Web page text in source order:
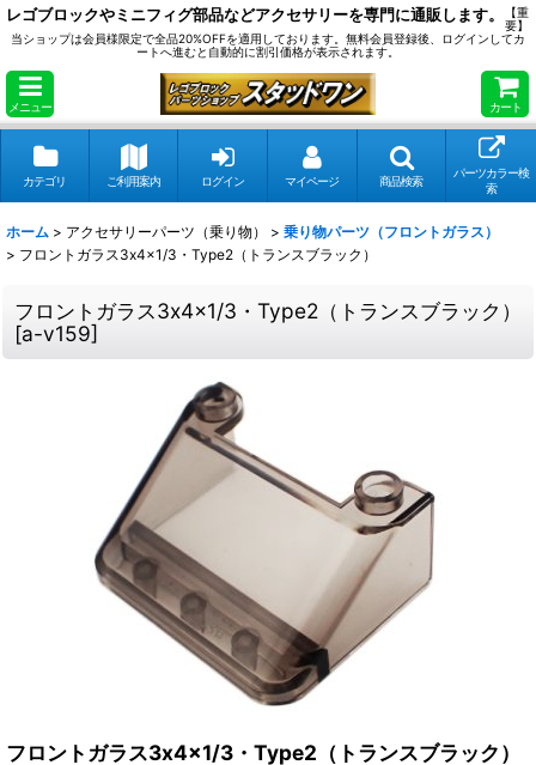
レゴブロックやミニフィグ部品などアクセサリーを専門に通販します。
【重
要】
当ショップは会員様限定で全品20%OFFを適用しております。無料会員登録後、ログインしてカ
ートへ進むと自動的に割引価格が表示されます。
メニュー カート
カテゴリ ご利用案内 ログイン マイページ 商品検索
パーツカラー検
索
ホーム > アクセサリーパーツ（乗り物） > 乗り物パーツ（フロントガラス）
> フロントガラス3x4x1/3・Type2（トランスブラック）
フロントガラス3x4x1/3・Type2（トランスブラック）
[a-v159]
フロントガラス3x4x1/3・Type2（トランスブラック）